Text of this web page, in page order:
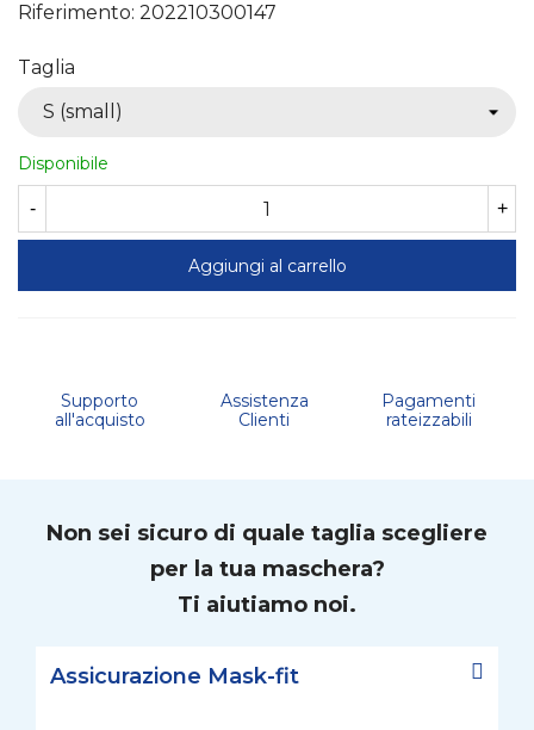
Riferimento: 202210300147
Taglia
Disponibile
- +
Aggiungi al carrello
Supporto
all'acquisto
Assistenza
Clienti
Pagamenti
rateizzabili
Non sei sicuro di quale taglia scegliere
per la tua maschera?
Ti aiutiamo noi.
Assicurazione Mask-fit